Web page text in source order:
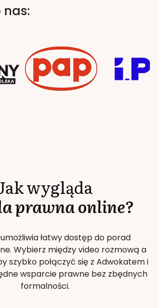
nas:
wygląda
prawna online?
łatwy dostęp do porad
Wybierz między video rozmową a
szybko połączyć się z Adwokatem i
wsparcie prawne bez zbędnych
formalności.